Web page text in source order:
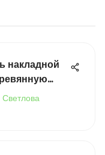
накладной